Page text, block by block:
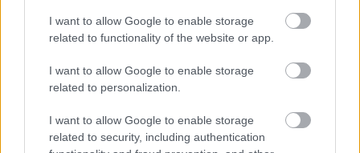
I want to allow Google to enable storage
related to functionality of the website or app.
I want to allow Google to enable storage
related to personalization.
I want to allow Google to enable storage
related to security, including authentication
öböl buja bestiája
Makranczos•2014. november 30.
Jubileuminak mondható tizedik elolvasott Moore
annyi biztos, mindegyikkel meg voltam elégedve,
még a visszafogottabbakat (értsd nem fingós, nem